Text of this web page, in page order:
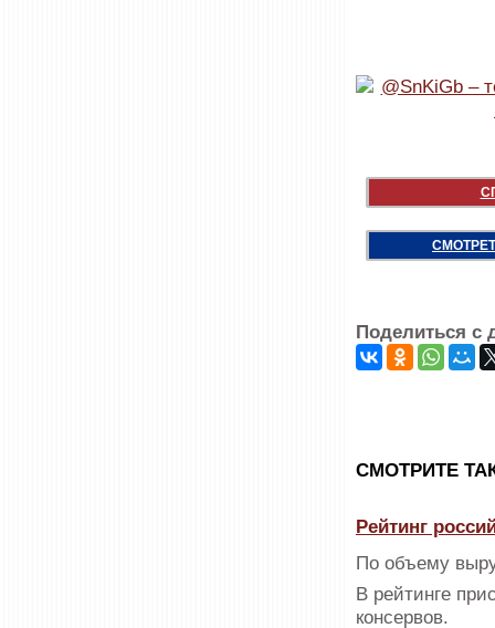
Поделиться с
CМОТРИТЕ
Рейтинг
По объему
В рейтинге
консервов.